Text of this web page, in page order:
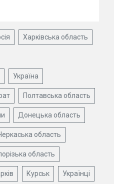
Харківська область
Україна
Полтавська область
Донецька область
область
область
Курськ Українці